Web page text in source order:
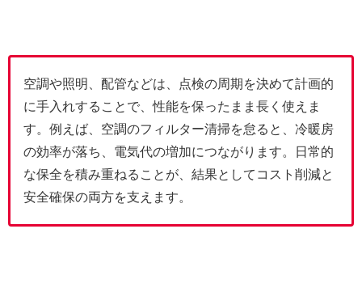
空調や照明、配管などは、点検の周期を決めて計画的
に手入れすることで、性能を保ったまま長く使えま
す。例えば、空調のフィルター清掃を怠ると、冷暖房
の効率が落ち、電気代の増加につながります。日常的
な保全を積み重ねることが、結果としてコスト削減と
安全確保の両方を支えます。